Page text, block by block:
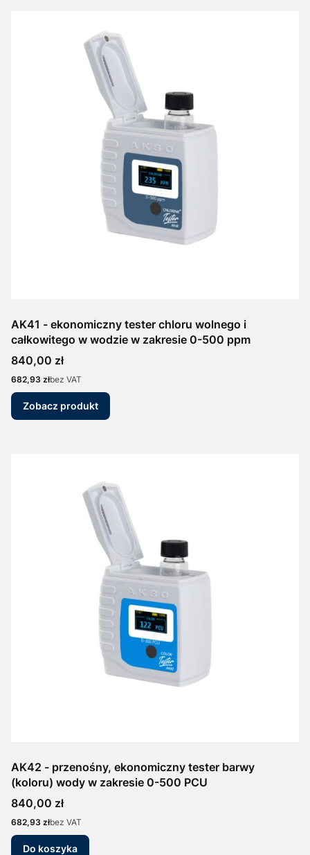
AK41 - ekonomiczny tester chloru wolnego i
całkowitego w wodzie w zakresie 0-500 ppm
Cena
840,00 zł
Cena
682,93 złbez VAT
Zobacz produkt
AK42 - przenośny, ekonomiczny tester barwy
(koloru) wody w zakresie 0-500 PCU
Cena
840,00 zł
Cena
682,93 złbez VAT
Do koszyka